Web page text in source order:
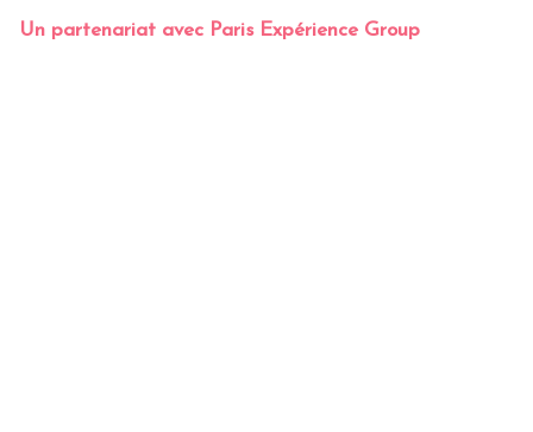
Un partenariat avec Paris Expérience Group